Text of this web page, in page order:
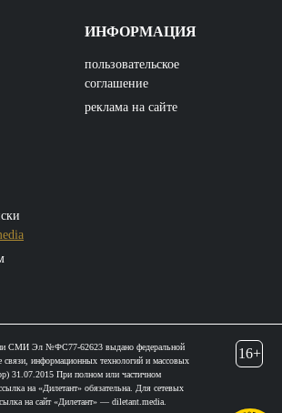
ИНФОРМАЦИЯ
пользовательское
соглашение
реклама на сайте
СМИ Эл №ФС77-62623 выдано федеральной
связи, информационных технологий и массовых
31.07.2015 При полном или частичном
на «Дилетант» обязательна. Для сетевых
на сайт «Дилетант» — diletant.media.
16+